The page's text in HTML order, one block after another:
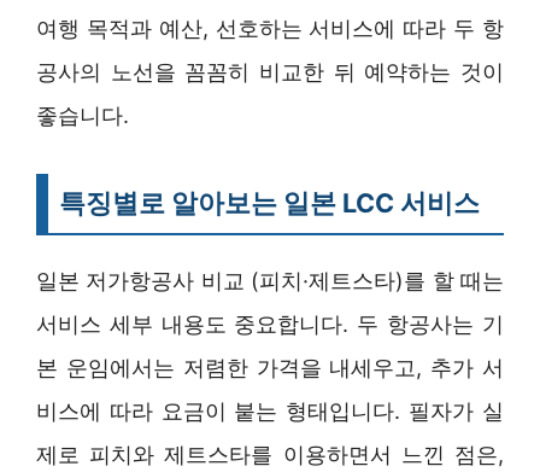
여행 목적과 예산, 선호하는 서비스에 따라 두 항
공사의 노선을 꼼꼼히 비교한 뒤 예약하는 것이
좋습니다.
특징별로 알아보는 일본 LCC 서비스
일본 저가항공사 비교 (피치·제트스타)를 할 때는
서비스 세부 내용도 중요합니다. 두 항공사는 기
본 운임에서는 저렴한 가격을 내세우고, 추가 서
비스에 따라 요금이 붙는 형태입니다. 필자가 실
제로 피치와 제트스타를 이용하면서 느낀 점은,